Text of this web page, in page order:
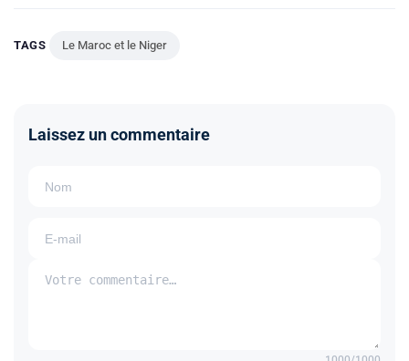
TAGS Le Maroc et le Niger
Laissez un commentaire